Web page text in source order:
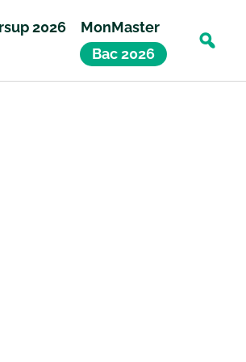
2026
MonMaster
Bac 2026